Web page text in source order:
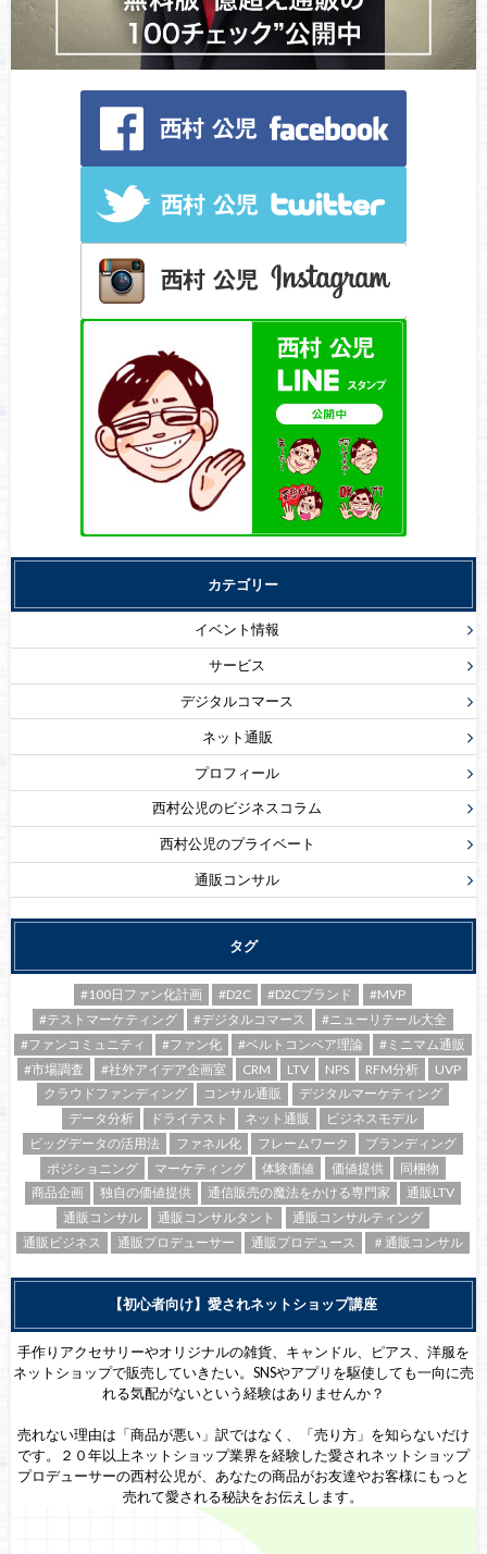
カテゴリー
イベント情報
サービス
デジタルコマース
ネット通販
プロフィール
西村公児のビジネスコラム
西村公児のプライベート
通販コンサル
タグ
#100日ファン化計画 #D2C #D2Cブランド
#MVP
#テストマーケティング
#デジタルコマース
#ニューリテール大全
#ファンコミュニティ
#ファン化 #ベルトコンベア理論
#ミニマム通販
#市場調査
#社外アイデア企画室 CRM LTV NPS RFM分析
UVP
クラウドファンディング
コンサル通販
デジタルマーケティング
データ分析
ドライテスト ネット通販
ビジネスモデル
ビッグデータの活用法
ファネル化 フレームワーク
ブランディング
ポジショニング
マーケティング 体験価値 価値提供
同梱物
商品企画
独自の価値提供 通信販売の魔法をかける専門家
通販LTV
通販コンサル
通販コンサルタント
通販コンサルティング
通販ビジネス
通販プロデューサー 通販プロデュース ＃通販コンサル
【初心者向け】愛されネットショップ講座
手作りアクセサリーやオリジナルの雑貨、キャンドル、ピアス、洋服を
ネットショップで販売していきたい。SNSやアプリを駆使しても一向に売
れる気配がないという経験はありませんか？
売れない理由は「商品が悪い」訳ではなく、「売り方」を知らないだけ
です。２０年以上ネットショップ業界を経験した愛されネットショップ
プロデューサーの西村公児が、あなたの商品がお友達やお客様にもっと
売れて愛される秘訣をお伝えします。